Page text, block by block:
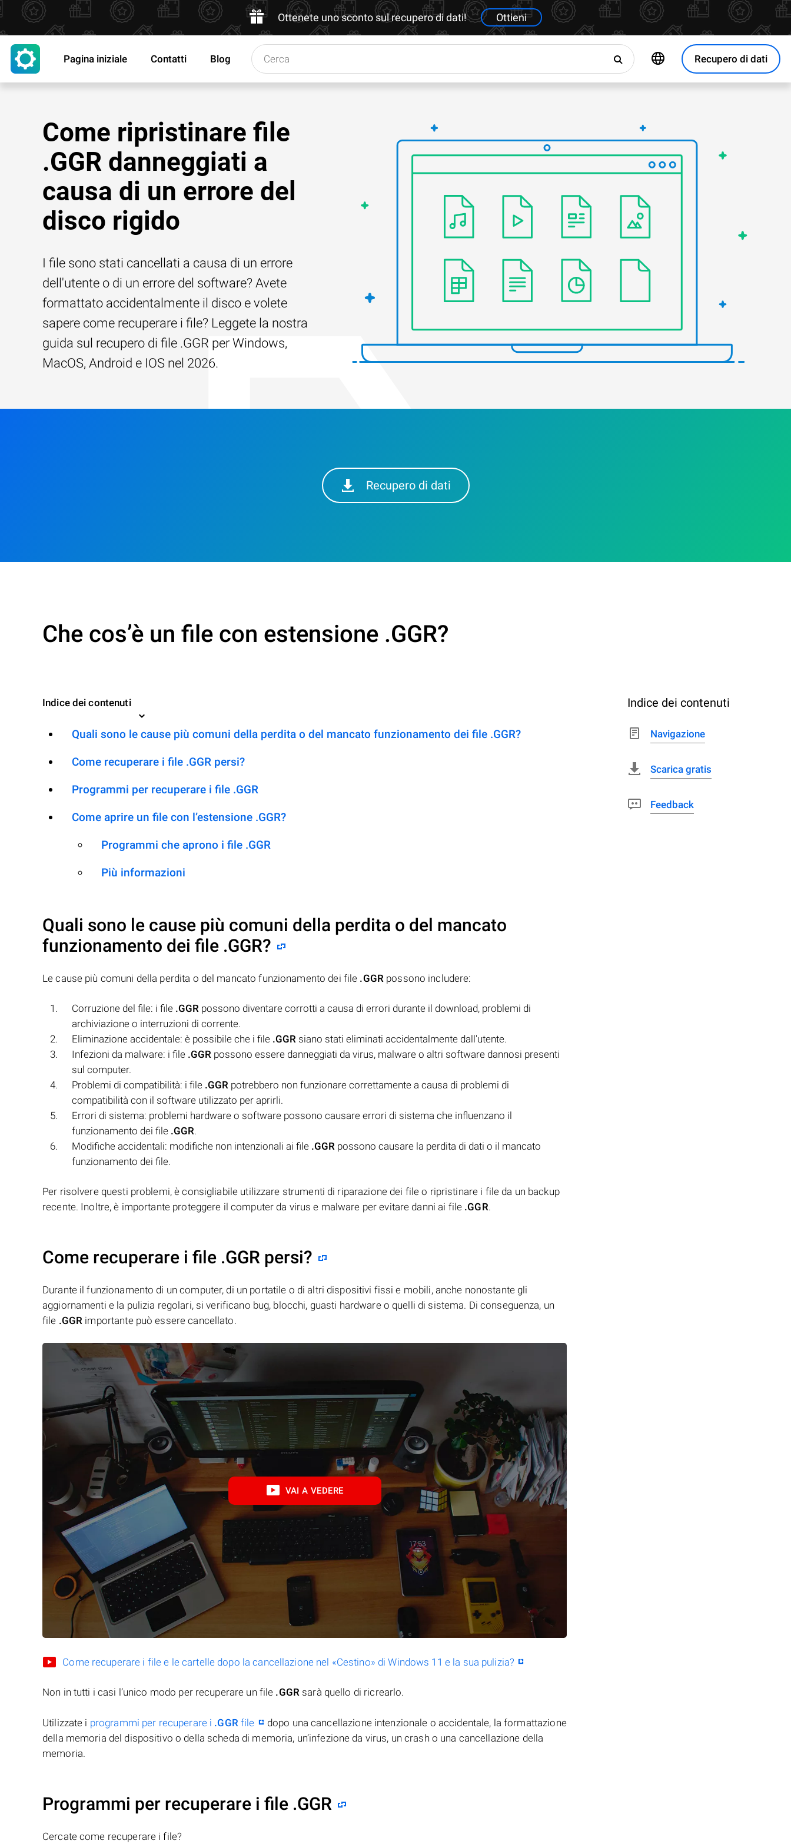
Ottenete uno sconto sul recupero di dati! Ottieni
Recupero di dati
Pagina iniziale Contatti Blog
Come ripristinare file
.GGR danneggiati a
causa di un errore del
disco rigido
I file sono stati cancellati a causa di un errore
dell'utente o di un errore del software? Avete
formattato accidentalmente il disco e volete
sapere come recuperare i file? Leggete la nostra
guida sul recupero di file .GGR per Windows,
MacOS, Android e IOS nel 2026.
Recupero di dati
Che cos’è un file con estensione .GGR?
Indice dei contenuti
Quali sono le cause più comuni della perdita o del mancato funzionamento dei file .GGR?
Come recuperare i file .GGR persi?
Programmi per recuperare i file .GGR
Come aprire un file con l’estensione .GGR?
Programmi che aprono i file .GGR
Più informazioni
Quali sono le cause più comuni della perdita o del mancato
funzionamento dei file .GGR?
Le cause più comuni della perdita o del mancato funzionamento dei file .GGR possono includere:
Corruzione del file: i file .GGR possono diventare corrotti a causa di errori durante il download, problemi di
archiviazione o interruzioni di corrente.
Eliminazione accidentale: è possibile che i file .GGR siano stati eliminati accidentalmente dall'utente.
Infezioni da malware: i file .GGR possono essere danneggiati da virus, malware o altri software dannosi presenti
sul computer.
Problemi di compatibilità: i file .GGR potrebbero non funzionare correttamente a causa di problemi di
compatibilità con il software utilizzato per aprirli.
Errori di sistema: problemi hardware o software possono causare errori di sistema che influenzano il
funzionamento dei file .GGR.
Modifiche accidentali: modifiche non intenzionali ai file .GGR possono causare la perdita di dati o il mancato
funzionamento dei file.
Per risolvere questi problemi, è consigliabile utilizzare strumenti di riparazione dei file o ripristinare i file da un backup
recente. Inoltre, è importante proteggere il computer da virus e malware per evitare danni ai file .GGR.
Come recuperare i file .GGR persi?
Durante il funzionamento di un computer, di un portatile o di altri dispositivi fissi e mobili, anche nonostante gli
aggiornamenti e la pulizia regolari, si verificano bug, blocchi, guasti hardware o quelli di sistema. Di conseguenza, un
file .GGR importante può essere cancellato.
VAI A VEDERE
Come recuperare i file e le cartelle dopo la cancellazione nel «Cestino» di Windows 11 e la sua pulizia?
Non in tutti i casi l’unico modo per recuperare un file .GGR sarà quello di ricrearlo.
Utilizzate i programmi per recuperare i .GGRfile
dopo una cancellazione intenzionale o accidentale, la formattazione
della memoria del dispositivo o della scheda di memoria, un’infezione da virus, un crash o una cancellazione della
memoria.
Programmi per recuperare i file .GGR
Cercate come recuperare i file?
Indice dei contenuti
Navigazione
Scarica gratis
Feedback